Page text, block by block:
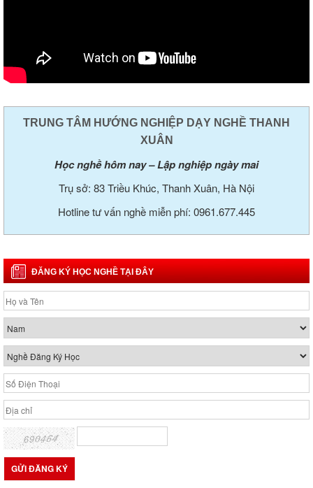
TRUNG TÂM HƯỚNG NGHIỆP DẠY NGHỀ THANH
XUÂN
Học nghề hôm nay – Lập nghiệp ngày mai
Trụ sở: 83 Triều Khúc, Thanh Xuân, Hà Nội
Hotline tư vấn nghề miễn phí: 0961.677.445
ĐĂNG KÝ HỌC NGHỀ TẠI ĐÂY